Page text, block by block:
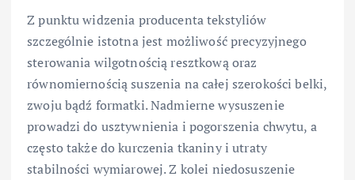
Z punktu widzenia producenta tekstyliów
szczególnie istotna jest możliwość precyzyjnego
sterowania wilgotnością resztkową oraz
równomiernością suszenia na całej szerokości belki,
zwoju bądź formatki. Nadmierne wysuszenie
prowadzi do usztywnienia i pogorszenia chwytu, a
często także do kurczenia tkaniny i utraty
stabilności wymiarowej. Z kolei niedosuszenie